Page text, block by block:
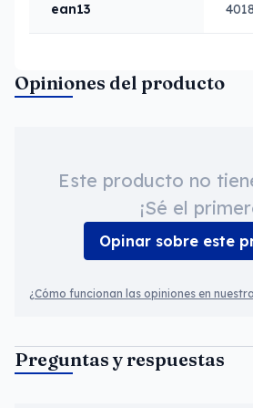
ean13
Opiniones del producto
Este producto no
¡Sé el
Opinar sobre este
¿Cómo funcionan las opiniones en
Preguntas y respuestas